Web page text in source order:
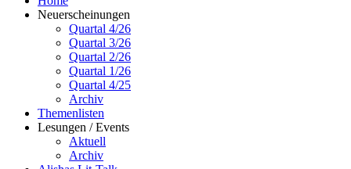
Neuerscheinungen
Quartal 4/26
Quartal 3/26
Quartal 2/26
Quartal 1/26
Quartal 4/25
Archiv
Themenlisten
Lesungen / Events
Aktuell
Archiv